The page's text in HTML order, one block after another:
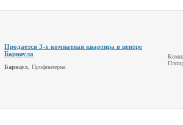
Продается 3-х комнатная квартира в центре
Барнаула
Барнаул , Профинтерна